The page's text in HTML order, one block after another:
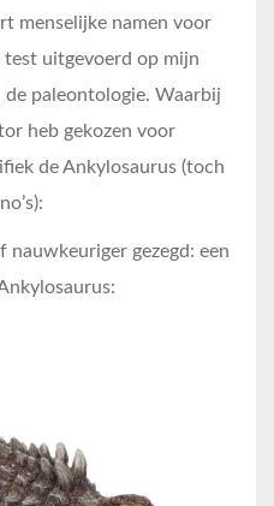
menselijke namen voor
test uitgevoerd op mijn
paleontologie. Waarbij
heb gekozen voor
de Ankylosaurus (toch
nauwkeuriger gezegd: een